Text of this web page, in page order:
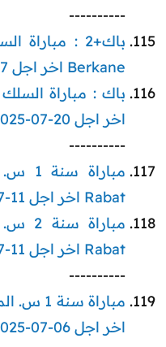
----------​
Berkane اخر اجل 17-07-2025
اخر اجل 20-07-2025
----------​
Rabat اخر اجل 11-07-2025
Rabat اخر اجل 11-07-2025
----------​
اخر اجل 06-07-2025